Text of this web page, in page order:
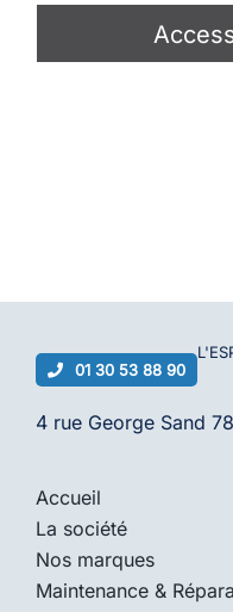
01 30 53 88 90
4 rue George Sand
Accueil
La société
Nos marques
Maintenance &